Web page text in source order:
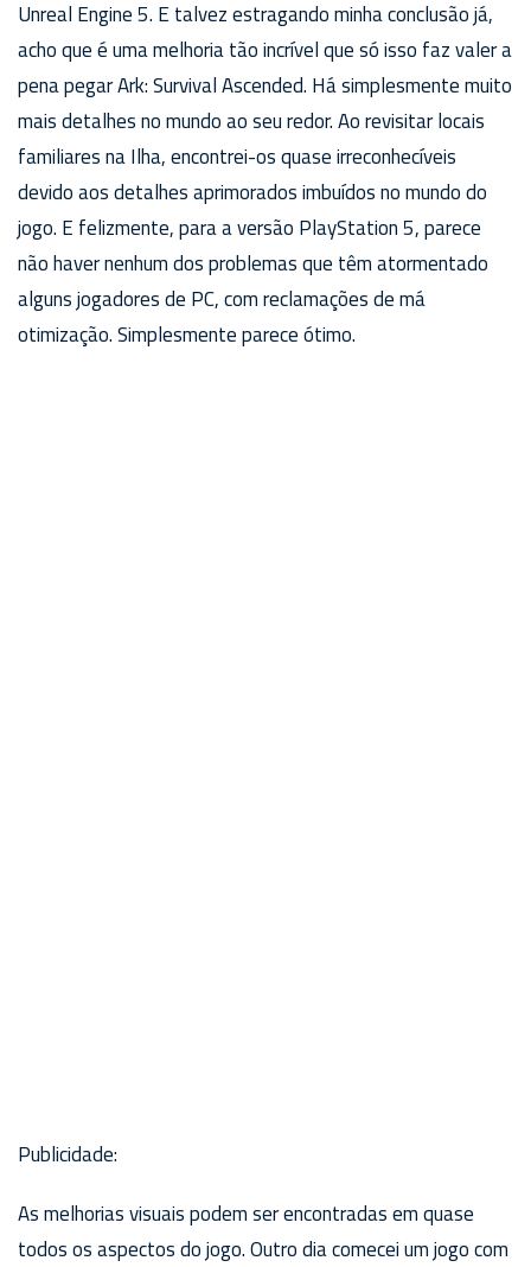
Unreal Engine 5. E talvez estragando minha conclusão já,
acho que é uma melhoria tão incrível que só isso faz valer a
pena pegar Ark: Survival Ascended. Há simplesmente muito
mais detalhes no mundo ao seu redor. Ao revisitar locais
familiares na Ilha, encontrei-os quase irreconhecíveis
devido aos detalhes aprimorados imbuídos no mundo do
jogo. E felizmente, para a versão PlayStation 5, parece
não haver nenhum dos problemas que têm atormentado
alguns jogadores de PC, com reclamações de má
otimização. Simplesmente parece ótimo.
Publicidade:
As melhorias visuais podem ser encontradas em quase
todos os aspectos do jogo. Outro dia comecei um jogo com